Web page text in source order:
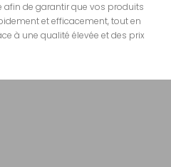
afin de garantir que vos produits
et efficacement, tout en
à une qualité élevée et des prix